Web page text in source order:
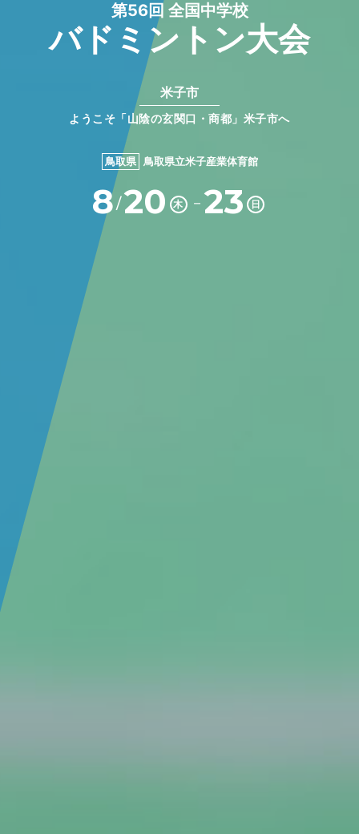
第56回 全国中学校
バドミントン大会
米子市
ようこそ「山陰の玄関口・商都」米子市へ
鳥取県 鳥取県立米子産業体育館
8/20 木 － 23 日